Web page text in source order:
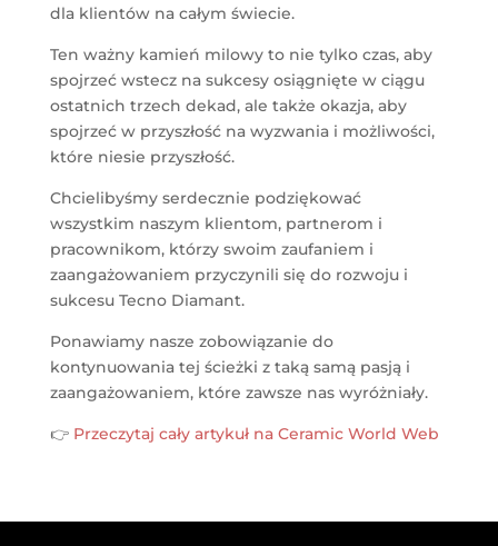
dla klientów na całym świecie.
Ten ważny kamień milowy to nie tylko czas, aby
spojrzeć wstecz na sukcesy osiągnięte w ciągu
ostatnich trzech dekad, ale także okazja, aby
spojrzeć w przyszłość na wyzwania i możliwości,
które niesie przyszłość.
Chcielibyśmy serdecznie podziękować
wszystkim naszym klientom, partnerom i
pracownikom, którzy swoim zaufaniem i
zaangażowaniem przyczynili się do rozwoju i
sukcesu Tecno Diamant.
Ponawiamy nasze zobowiązanie do
kontynuowania tej ścieżki z taką samą pasją i
zaangażowaniem, które zawsze nas wyróżniały.
👉 Przeczytaj cały artykuł na Ceramic World Web